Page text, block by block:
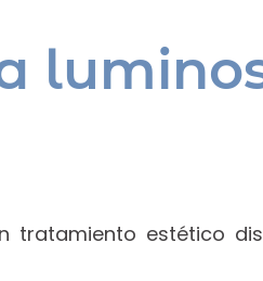
tratamiento estético